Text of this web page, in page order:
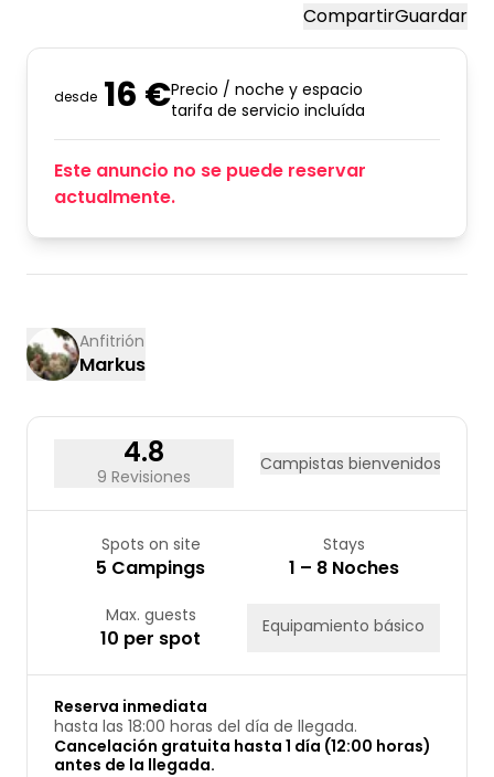
CompartirGuardar
desde 16 €Precio / noche y espacio
tarifa de servicio incluída
Este anuncio no se puede reservar
actualmente.
Anfitrión
Markus
4.8
9 Revisiones
Campistas bienvenidos
Spots on site
5 Campings
Stays
1 – 8 Noches
Max. guests
10 per spot Equipamiento básico
Reserva inmediata
hasta las 18:00 horas del día de llegada.
Cancelación gratuita hasta 1 día (12:00 horas)
antes de la llegada.